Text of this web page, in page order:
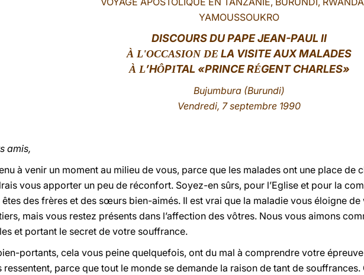
YAMOUSSOUKRO
DISCOURS DU PAPE JEAN-PAUL II
À L'OCCASION DE LA VISITE AUX MALADES
À L’HÔPITAL «PRINCE RÉGENT CHARLES»
Bujumbura (Burundi)
Vendredi, 7 septembre 1990
amis,
à venir un moment au milieu de vous, parce que les malades ont une place
vous apporter un peu de réconfort. Soyez-en sûrs, pour l’Eglise et pour la
êtes des frères et des sœurs bien-aimés. Il est vrai que la maladie vous éloigne
mais vous restez présents dans l’affection des vôtres. Nous vous aimons
et portant le secret de votre souffrance.
portants, cela vous peine quelquefois, ont du mal à comprendre votre
ressentent, parce que tout le monde se demande la raison de tant de souffrances.